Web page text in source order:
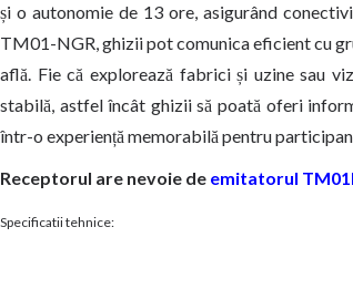
și o autonomie de 13 ore, asigurând
TM01-NGR, ghizii pot comunica eficient cu
află. Fie că explorează fabrici și uzine sau
stabilă, astfel încât ghizii să poată oferi
într-o experiență memorabilă pentru
Receptorul are nevoie de emitatorul
Specificatii tehnice: